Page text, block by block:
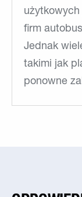
firm
Jednak
takimi jak
ponowne